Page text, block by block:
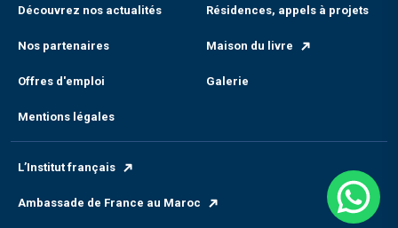
Découvrez nos actualités Résidences, appels à projets
Nos partenaires Maison du livre
Offres d'emploi Galerie
Mentions légales
L’Institut français
Ambassade de France au Maroc